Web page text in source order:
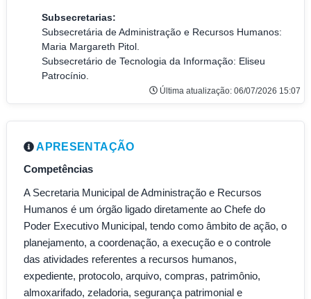
Subsecretarias:
Subsecretária de Administração e Recursos Humanos:
Maria Margareth Pitol.
Subsecretário de Tecnologia da Informação: Eliseu
Patrocínio
Última atualização: 06/07/2026 15:07
APRESENTAÇÃO
Competências
A Secretaria Municipal de Administração e Recursos
Humanos é um órgão ligado diretamente ao Chefe do
Poder Executivo Municipal, tendo como âmbito de ação, o
planejamento, a coordenação, a execução e o controle
das atividades referentes a recursos humanos,
expediente, protocolo, arquivo, compras, patrimônio,
almoxarifado, zeladoria, segurança patrimonial e